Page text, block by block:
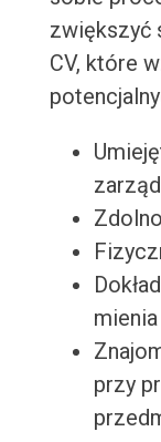
zwiększyć
CV, które
przy